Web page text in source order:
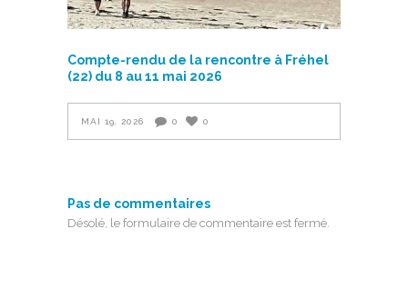
Compte-rendu de la rencontre à Fréhel
(22) du 8 au 11 mai 2026
MAI 19, 2026 0 0
Pas de commentaires
Désolé, le formulaire de commentaire est fermé.